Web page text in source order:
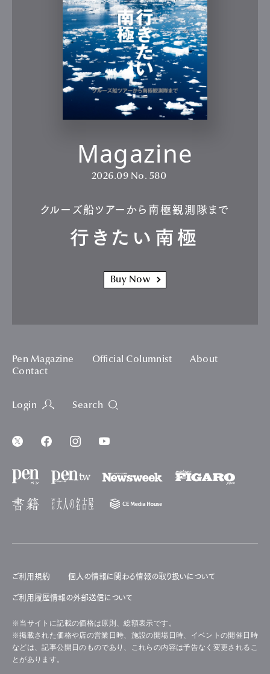
Magazine
2026.09 No. 580
クルーズ船ツアーから南極観測隊まで
行きたい南極
Buy Now
Pen Magazine Official Columnist
About
Contact
Login Search
ご利用規約 個人の情報に関わる情報の取り扱いについて
ご利用履歴情報の外部送信について
※当サイトに記載の価格は原則、総額表示です。
※掲載された価格や店の営業日時、施設の開場日時、イベントの開催日時
などは、記事公開日のものであり、これらの内容は予告なく変更されるこ
とがあります。